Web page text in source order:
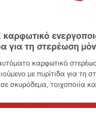
καρφωτικό
για τη στερέωση
καρφωτικό
με πυρίτιδα για τη
σκυρόδεμα, τοιχοποιία